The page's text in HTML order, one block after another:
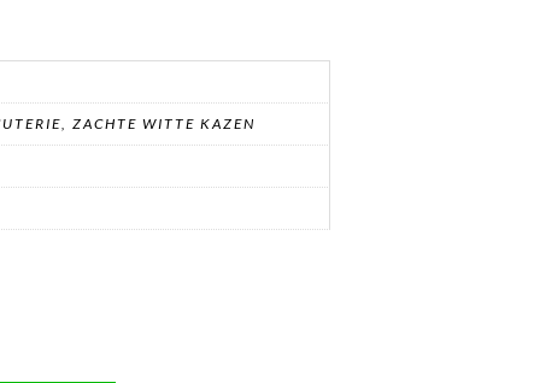
ZACHTE WITTE KAZEN